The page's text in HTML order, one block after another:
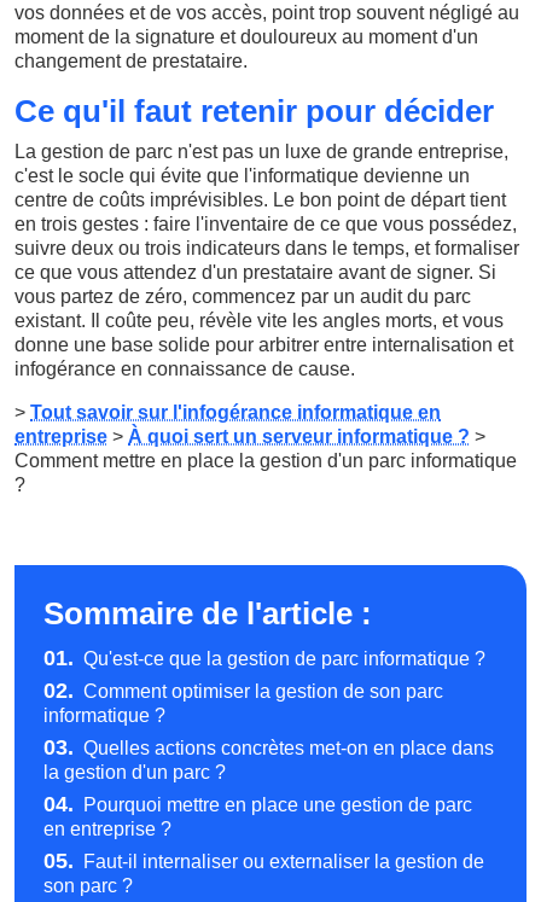
vos données et de vos accès, point trop souvent négligé au
moment de la signature et douloureux au moment d'un
changement de prestataire.
Ce qu'il faut retenir pour décider
La gestion de parc n'est pas un luxe de grande entreprise,
c'est le socle qui évite que l'informatique devienne un
centre de coûts imprévisibles. Le bon point de départ tient
en trois gestes : faire l'inventaire de ce que vous possédez,
suivre deux ou trois indicateurs dans le temps, et formaliser
ce que vous attendez d'un prestataire avant de signer. Si
vous partez de zéro, commencez par un audit du parc
existant. Il coûte peu, révèle vite les angles morts, et vous
donne une base solide pour arbitrer entre internalisation et
infogérance en connaissance de cause.
> Tout savoir sur l'infogérance informatique en
entreprise > À quoi sert un serveur informatique ? >
Comment mettre en place la gestion d'un parc informatique
?
Sommaire de l'article :
01. Qu'est-ce que la gestion de parc informatique ?
02. Comment optimiser la gestion de son parc
informatique ?
03. Quelles actions concrètes met-on en place dans
la gestion d'un parc ?
04.
Pourquoi mettre en place une gestion de parc
en entreprise ?
05.
Faut-il internaliser ou externaliser la gestion de
son parc ?